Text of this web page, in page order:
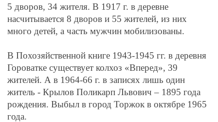
5 дворов, 34 жителя. В 1917 г. в деревне
насчитывается 8 дворов и 55 жителей, из них
много детей, а часть мужчин мобилизованы.
В Похозяйственной книге 1943-1945 гг. в деревня
Гороватке существует колхоз «Вперед», 39
жителей. А в 1964-66 г. в записях лишь один
житель - Крылов Поликарп Львович – 1895 года
рождения. Выбыл в город Торжок в октябре 1965
года.